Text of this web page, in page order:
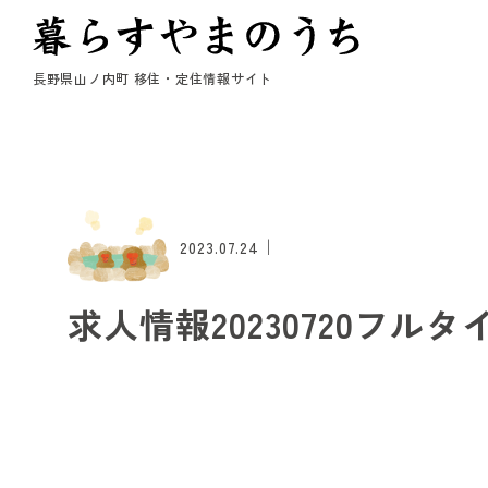
長野県山ノ内町 移住・定住情報サイト
2023.07.24 ｜
求人情報20230720フルタ